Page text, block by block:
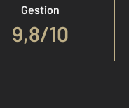
Gestion
9,8/10